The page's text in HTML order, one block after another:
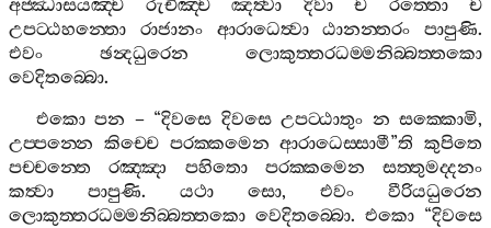
අජ‍්ඣාසයඤ‍්ච
රුචිඤ‍්ච ඤත්‍වා දිවා ච රත‍්තො
ච
උපට‍්ඨහන‍්තො
රාජානං ආරාධෙත්‍වා ඨානන‍්තරං පාපුණි.
එවං
ඡන්‍දධුරෙන
ලොකුත‍්තරධම‍්මනිබ‍්බත‍්තකො
වෙදිතබ‍්බො.
එකො පන – “දිවසෙ දිවසෙ උපට‍්ඨාතුං න සක‍්කොමි,
උප‍්පන‍්නෙ කිච‍්චෙ පරක‍්කමෙන ආරාධෙස‍්සාමී”ති කුපිතෙ
පච‍්චන‍්තෙ
රඤ‍්ඤා පහිතො පරක‍්කමෙන
සත‍්තුමද‍්දනං
කත්‍වා
පාපුණි. යථා සො, එවං
වීරියධුරෙන
ලොකුත‍්තරධම‍්මනිබ‍්බත‍්තකො වෙදිතබ‍්බො. එකො “දිවසෙ